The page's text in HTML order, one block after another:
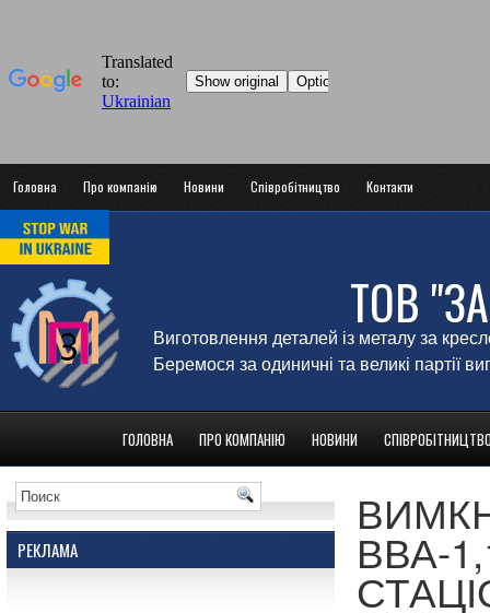
Головна Про компанію Новини Співробітництво Контакти
ТОВ
Виготовлення деталей із металу за
Беремося за одиничні та великі партії
ГОЛОВНА ПРО КОМПАНІЮ НОВИНИ
РЕКЛАМА ВВА-